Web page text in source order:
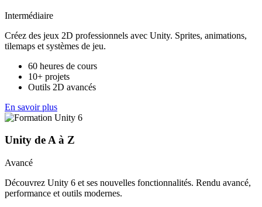
Intermédiaire
Créez des jeux 2D professionnels avec Unity. Sprites, animations,
tilemaps et systèmes de jeu.
60 heures de cours
10+ projets
Outils 2D avancés
En savoir plus
Unity de A à Z
Avancé
Découvrez Unity 6 et ses nouvelles fonctionnalités. Rendu avancé,
performance et outils modernes.